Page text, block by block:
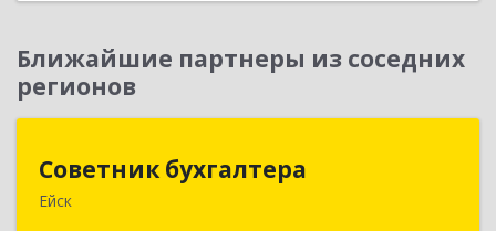
Ближайшие партнеры из соседних
регионов
Советник бухгалтера
Ейск
353691, Краснодарский край, Ейский р-н, Ейск г,